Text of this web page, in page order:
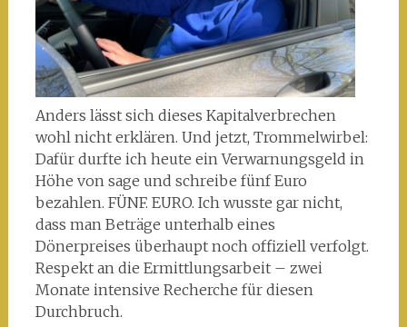
Anders lässt sich dieses Kapitalverbrechen
wohl nicht erklären. Und jetzt, Trommelwirbel:
Dafür durfte ich heute ein Verwarnungsgeld in
Höhe von sage und schreibe fünf Euro
bezahlen. FÜNF. EURO. Ich wusste gar nicht,
dass man Beträge unterhalb eines
Dönerpreises überhaupt noch offiziell verfolgt.
Respekt an die Ermittlungsarbeit – zwei
Monate intensive Recherche für diesen
Durchbruch.